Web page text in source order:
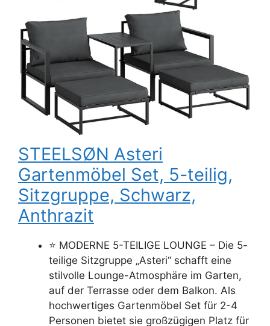
STEELSØN Asteri
Gartenmöbel Set, 5-teilig,
Sitzgruppe, Schwarz,
Anthrazit
⭐ MODERNE 5-TEILIGE LOUNGE – Die 5-
teilige Sitzgruppe „Asteri“ schafft eine
stilvolle Lounge-Atmosphäre im Garten,
auf der Terrasse oder dem Balkon. Als
hochwertiges Gartenmöbel Set für 2-4
Personen bietet sie großzügigen Platz für